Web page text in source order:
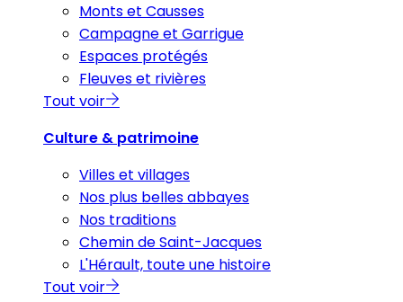
Monts et Causses
Campagne et Garrigue
Espaces protégés
Fleuves et rivières
Tout voir
Culture & patrimoine
Villes et villages
Nos plus belles abbayes
Nos traditions
Chemin de Saint-Jacques
L'Hérault, toute une histoire
Tout voir